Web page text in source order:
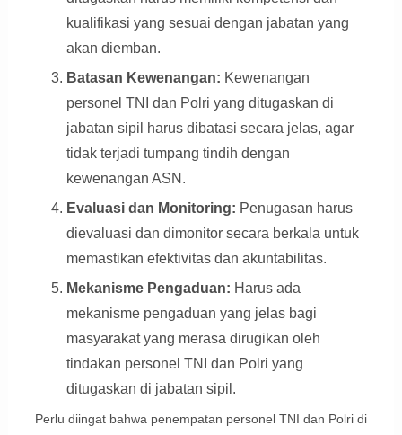
kualifikasi yang sesuai dengan jabatan yang
akan diemban.
Batasan Kewenangan: Kewenangan
personel TNI dan Polri yang ditugaskan di
jabatan sipil harus dibatasi secara jelas, agar
tidak terjadi tumpang tindih dengan
kewenangan ASN.
Evaluasi dan Monitoring: Penugasan harus
dievaluasi dan dimonitor secara berkala untuk
memastikan efektivitas dan akuntabilitas.
Mekanisme Pengaduan: Harus ada
mekanisme pengaduan yang jelas bagi
masyarakat yang merasa dirugikan oleh
tindakan personel TNI dan Polri yang
ditugaskan di jabatan sipil.
Perlu diingat bahwa penempatan personel TNI dan Polri di